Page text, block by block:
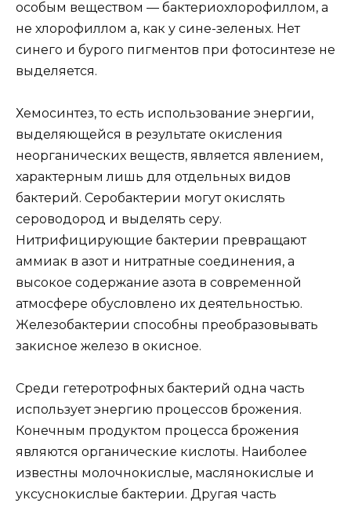
особым веществом — бактериохлорофиллом, а
не хлорофиллом а, как у сине-зеленых. Нет
синего и бурого пигментов при фотосинтезе не
выделяется.
Хемосинтез, то есть использование энергии,
выделяющейся в результате окисления
неорганических веществ, является явлением,
характерным лишь для отдельных видов
бактерий. Серобактерии могут окислять
сероводород и выделять серу.
Нитрифицирующие бактерии превращают
аммиак в азот и нитратные соединения, а
высокое содержание азота в современной
атмосфере обусловлено их деятельностью.
Железобактерии способны преобразовывать
закисное железо в окисное.
Среди гетеротрофных бактерий одна часть
использует энергию процессов брожения.
Конечным продуктом процесса брожения
являются органические кислоты. Наиболее
известны молочнокислые, маслянокислые и
уксуснокислые бактерии. Другая часть